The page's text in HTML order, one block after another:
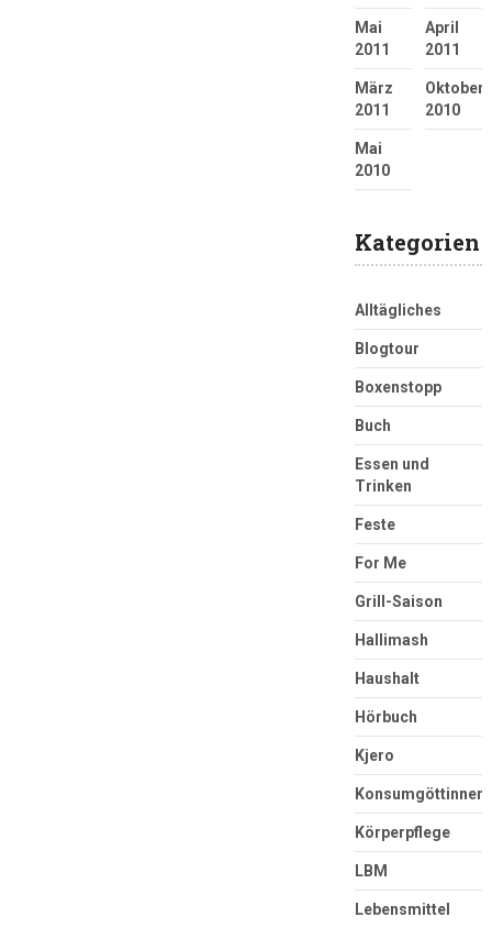
Mai
2011
April
2011
März
2011
Oktober
2010
Mai
2010
Kategorien
Alltägliches
Blogtour
Boxenstopp
Buch
Essen und
Trinken
Feste
For Me
Grill-Saison
Hallimash
Haushalt
Hörbuch
Kjero
Konsumgöttinnen
Körperpflege
LBM
Lebensmittel